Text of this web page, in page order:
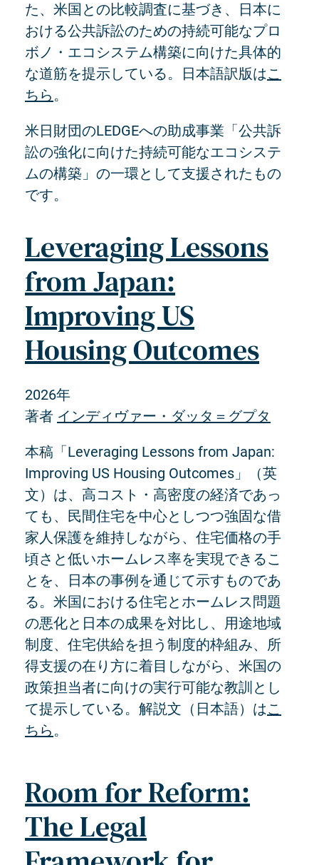
た、米国との比較調査に基づき、日本に
おける公共訴訟のための持続可能なプロ
ボノ・エコシステム構築に向けた具体的
な道筋を提示している。日本語訳版はこ
ちら 。
米日財団のLEDGEへの助成事業「公共訴
訟の強化に向けた持続可能なエコシステ
ムの構築」の一環として支援されたもの
です。
Leveraging Lessons
from Japan:
Improving US
Housing Outcomes
2026年
著者 インディヴァー・ダッタ＝グプタ
本稿「Leveraging Lessons from Japan:
Improving US Housing Outcomes」（英
文）は、高コスト・高密度の経済であっ
ても、民間住宅を中心としつつ強固な借
家人保護を維持しながら、住宅価格の手
頃さと低いホームレス率を実現できるこ
とを、日本の事例を通じて示すものであ
る。米国における住宅とホームレス問題
の悪化と日本の成果を対比し、用途地域
制度、住宅供給を担う制度的枠組み、所
得支援の在り方に着目しながら、米国の
政策担当者に向けの実行可能な教訓とし
て提示している。解説文（日本語）はこ
ちら 。
Room for Reform:
The Legal